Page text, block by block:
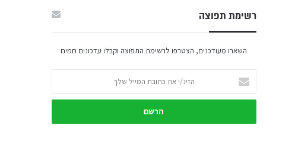
רשימת תפוצה
השארו מעודכנים, הצטרפו לרשימת התפוצה וקבלו עדכונים חמים
את
כתובת
שלך